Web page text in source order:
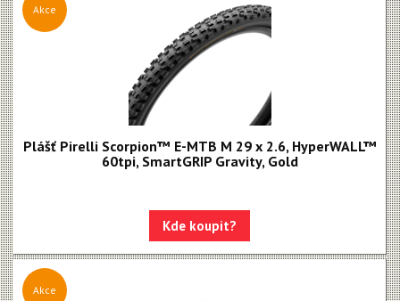
Akce
Plášť Pirelli Scorpion™ E-MTB M 29 x 2.6, HyperWALL™
60tpi, SmartGRIP Gravity, Gold
Kde koupit?
Akce